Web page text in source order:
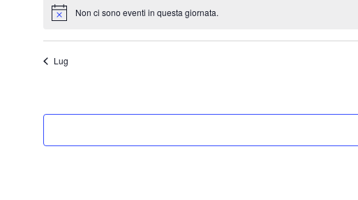
Notice Non ci sono eventi in questa giornata.
Lug